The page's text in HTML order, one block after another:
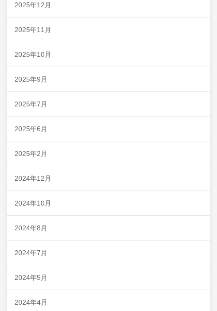
2025年12月
2025年11月
2025年10月
2025年9月
2025年7月
2025年6月
2025年2月
2024年12月
2024年10月
2024年8月
2024年7月
2024年5月
2024年4月